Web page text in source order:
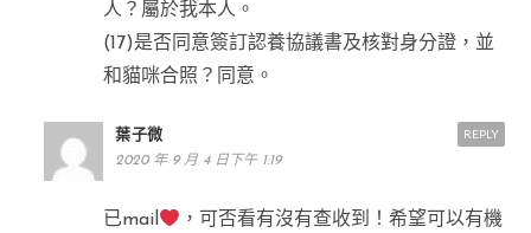
人？屬於我本人。
(17)是否同意簽訂認養協議書及核對身分證，並
和貓咪合照？同意。
葉子微
2020 年 9 月 4 日下午 1:19
已mail
，可否看有沒有查收到！希望可以有機
REPLY